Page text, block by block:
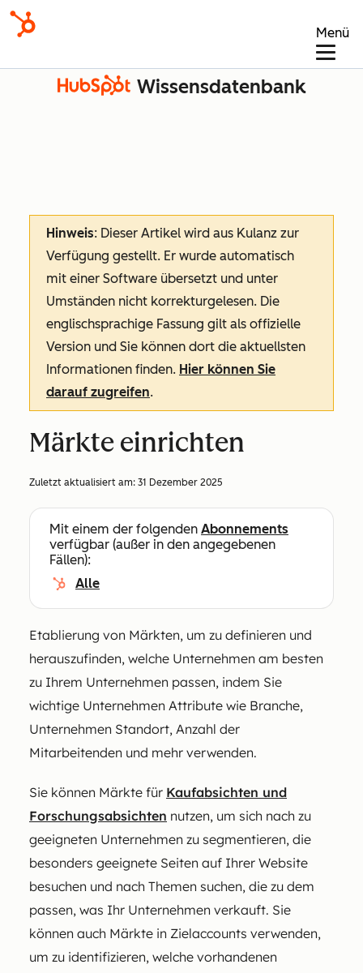
Menü
Wissensdatenbank
Hinweis: Dieser Artikel wird aus Kulanz zur
Verfügung gestellt. Er wurde automatisch
mit einer Software übersetzt und unter
Umständen nicht korrekturgelesen. Die
englischsprachige Fassung gilt als offizielle
Version und Sie können dort die aktuellsten
Informationen finden. Hier können Sie
darauf zugreifen.
Märkte einrichten
Zuletzt aktualisiert am: 31 Dezember 2025
Mit einem der folgenden Abonnements
verfügbar (außer in den angegebenen
Fällen):
Alle
Etablierung von Märkten, um zu definieren und
herauszufinden, welche Unternehmen am besten
zu Ihrem Unternehmen passen, indem Sie
wichtige Unternehmen Attribute wie Branche,
Unternehmen Standort, Anzahl der
Mitarbeitenden und mehr verwenden.
Sie können Märkte für Kaufabsichten und
Forschungsabsichten nutzen, um sich nach zu
geeigneten Unternehmen zu segmentieren, die
besonders geeignete Seiten auf Ihrer Website
besuchen und nach Themen suchen, die zu dem
passen, was Ihr Unternehmen verkauft. Sie
können auch Märkte in Zielaccounts verwenden,
um zu identifizieren, welche vorhandenen